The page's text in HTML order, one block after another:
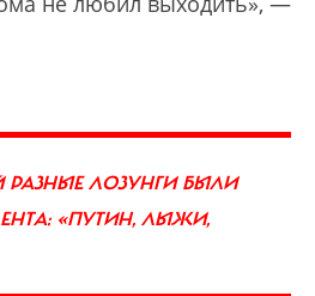
ЛОЗУНГИ БЫЛИ
«ПУТИН, ЛЫЖИ,